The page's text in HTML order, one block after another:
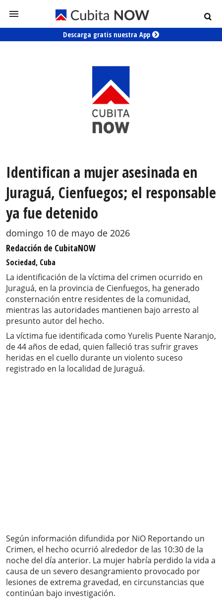
Descarga gratis nuestra App
Identifican a mujer asesinada en
Juraguá, Cienfuegos; el responsable
ya fue detenido
domingo 10 de mayo de 2026
Redacción de CubitaNOW
Sociedad, Cuba
La identificación de la víctima del crimen ocurrido en
Juraguá, en la provincia de Cienfuegos, ha generado
consternación entre residentes de la comunidad,
mientras las autoridades mantienen bajo arresto al
presunto autor del hecho.
La víctima fue identificada como Yurelis Puente Naranjo,
de 44 años de edad, quien falleció tras sufrir graves
heridas en el cuello durante un violento suceso
registrado en la localidad de Juraguá.
Según información difundida por NiO Reportando un
Crimen, el hecho ocurrió alrededor de las 10:30 de la
noche del día anterior. La mujer habría perdido la vida a
causa de un severo desangramiento provocado por
lesiones de extrema gravedad, en circunstancias que
continúan bajo investigación.